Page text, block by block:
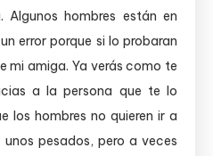
hombres están en
error porque si lo probaran
mi amiga. Ya verás como te
a la persona que te lo
los hombres no quieren ir a
pesados, pero a veces